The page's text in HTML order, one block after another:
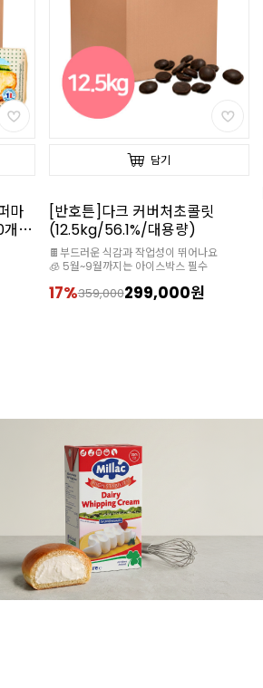
담기
[햇쌀마루]우리쌀 찹쌀가루(12봉
입/1kg/습식/수분약12%)
* 수분량: 12%(±1%)
28%120,00086,280원